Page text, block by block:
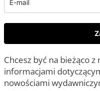
Chcesz być na bieżąco
informacjami
nowościami